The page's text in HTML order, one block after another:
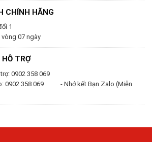
CHÍNH HÃNG
1
07 ngày
TRỢ
0902 358 069
0902 358 069 - Nhớ kết Bạn Zalo (Miễn